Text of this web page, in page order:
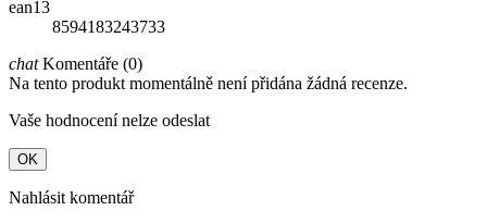
ean13
8594183243733
chatKomentáře (0)
Na tento produkt momentálně není přidána žádná recenze.
Vaše hodnocení nelze odeslat
OK
Nahlásit komentář